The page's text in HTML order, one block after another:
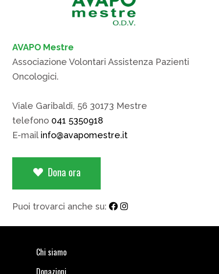
AVAPO Mestre
Associazione Volontari Assistenza Pazienti
Oncologici.
Viale Garibaldi, 56 30173 Mestre
telefono 041 5350918
E-mail info@avapomestre.it
Dona ora
Puoi trovarci anche su:
Chi siamo
Donazioni